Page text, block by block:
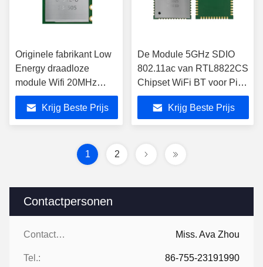
Contactpersonen
Contactpersonen: Miss. Ava Zhou
Tel.: 86-755-23191990
Originele fabrikant Low
Energy draadloze
module Wifi 20MHz
bandbreedte Wifi
modulesKrijg Beste Prijs
De Module 5GHz SDIO
802.11ac van RTL8822CS
Chipset WiFi BT voor Pico
Projector
Krijg Beste Prijs
1 2